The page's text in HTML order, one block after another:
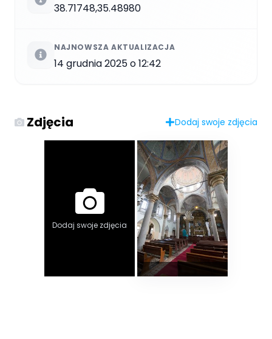
38.71748,35.48980
NAJNOWSZA AKTUALIZACJA
14 grudnia 2025 o 12:42
Zdjęcia Dodaj swoje zdjęcia
Dodaj swoje zdjęcia